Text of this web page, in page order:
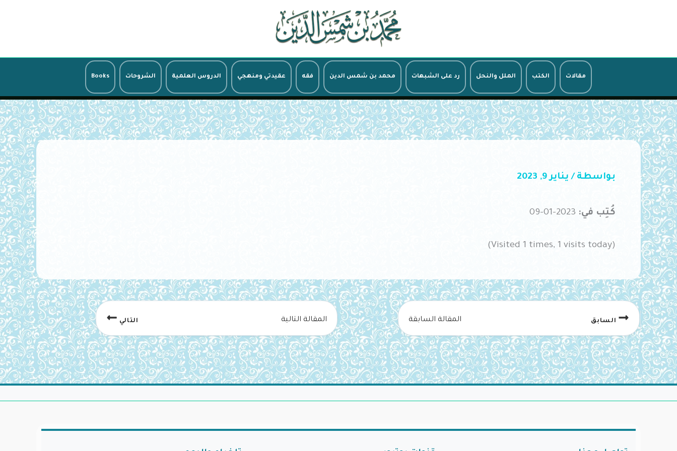
مقالات الكتب الملل والنحل رد على الشبهات محمد بن شمس الدين فقه عقيدتي ومنهجي الدروس العلمية الشروحات Books
بواسطة / يناير 9, 2023
كُتِب في: 2023-01-09
(Visited 1 times, 1 visits today)
السابق المقالة السابقة التالي المقالة التالية